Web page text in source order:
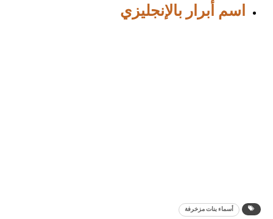
اسم أبرار بالإنجليزي
أسماء بنات مزخرفة